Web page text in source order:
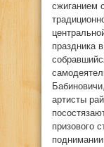
сжиганием
праздника
артисты
призового